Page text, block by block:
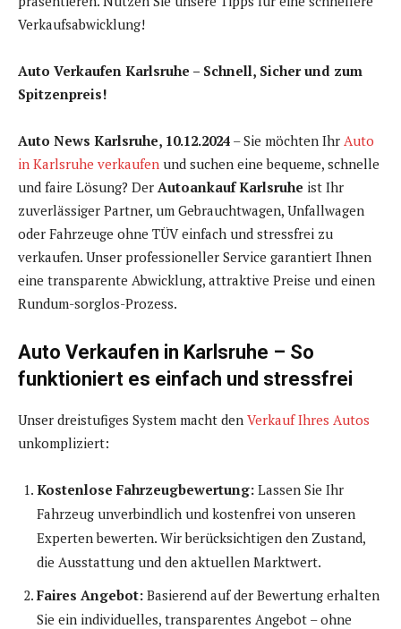
Verkaufsabwicklung!
Auto Verkaufen Karlsruhe – Schnell, Sicher und zum
Spitzenpreis!
Auto News Karlsruhe, 10.12.2024 – Sie möchten Ihr Auto
in Karlsruhe verkaufen und suchen eine bequeme, schnelle
und faire Lösung? Der Autoankauf Karlsruhe ist Ihr
zuverlässiger Partner, um Gebrauchtwagen, Unfallwagen
oder Fahrzeuge ohne TÜV einfach und stressfrei zu
verkaufen. Unser professioneller Service garantiert Ihnen
eine transparente Abwicklung, attraktive Preise und einen
Rundum-sorglos-Prozess.
Auto Verkaufen in Karlsruhe – So
funktioniert es einfach und stressfrei
Unser dreistufiges System macht den Verkauf Ihres Autos
unkompliziert:
Kostenlose Fahrzeugbewertung: Lassen Sie Ihr
Fahrzeug unverbindlich und kostenfrei von unseren
Experten bewerten. Wir berücksichtigen den Zustand,
die Ausstattung und den aktuellen Marktwert.
Faires Angebot: Basierend auf der Bewertung erhalten
Sie ein individuelles, transparentes Angebot – ohne